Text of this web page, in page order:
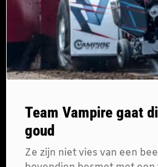
Team Vampire gaat
goud
Ze zijn niet vies van een